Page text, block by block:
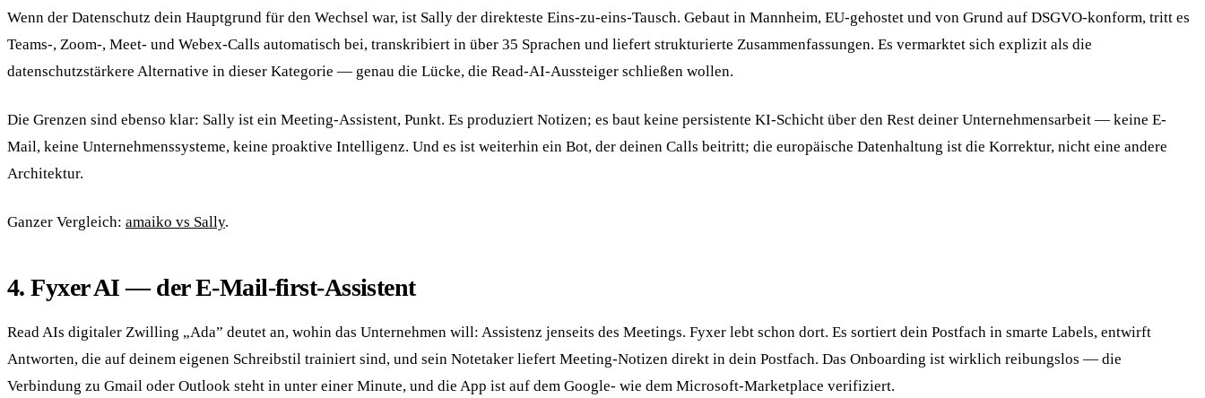
Wenn der Datenschutz dein Hauptgrund für den Wechsel war, ist Sally der direkteste Eins-zu-eins-Tausch. Gebaut in Mannheim, EU-gehostet und von Grund auf DSGVO-konform, tritt es
Teams-, Zoom-, Meet- und Webex-Calls automatisch bei, transkribiert in über 35 Sprachen und liefert strukturierte Zusammenfassungen. Es vermarktet sich explizit als die
datenschutzstärkere Alternative in dieser Kategorie — genau die Lücke, die Read-AI-Aussteiger schließen wollen.
Die Grenzen sind ebenso klar: Sally ist ein Meeting-Assistent, Punkt. Es produziert Notizen; es baut keine persistente KI-Schicht über den Rest deiner Unternehmensarbeit — keine E-
Mail, keine Unternehmenssysteme, keine proaktive Intelligenz. Und es ist weiterhin ein Bot, der deinen Calls beitritt; die europäische Datenhaltung ist die Korrektur, nicht eine andere
Architektur.
Ganzer Vergleich: amaiko vs Sally.
4. Fyxer AI — der E-Mail-first-Assistent
Read AIs digitaler Zwilling „Ada” deutet an, wohin das Unternehmen will: Assistenz jenseits des Meetings. Fyxer lebt schon dort. Es sortiert dein Postfach in smarte Labels, entwirft
Antworten, die auf deinem eigenen Schreibstil trainiert sind, und sein Notetaker liefert Meeting-Notizen direkt in dein Postfach. Das Onboarding ist wirklich reibungslos — die
Verbindung zu Gmail oder Outlook steht in unter einer Minute, und die App ist auf dem Google- wie dem Microsoft-Marketplace verifiziert.